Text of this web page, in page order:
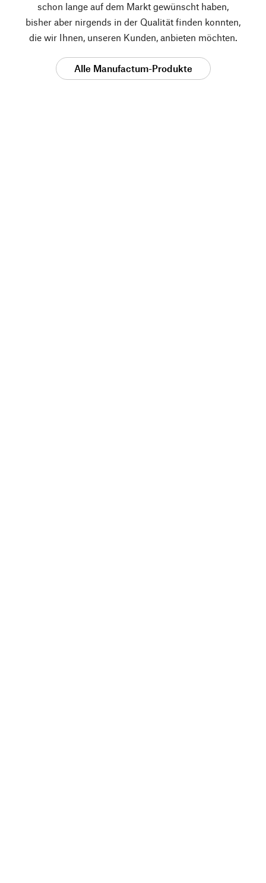
schon lange auf dem Markt gewünscht haben,
bisher aber nirgends in der Qualität finden konnten,
die wir Ihnen, unseren Kunden, anbieten möchten.
Alle Manufactum-Produkte